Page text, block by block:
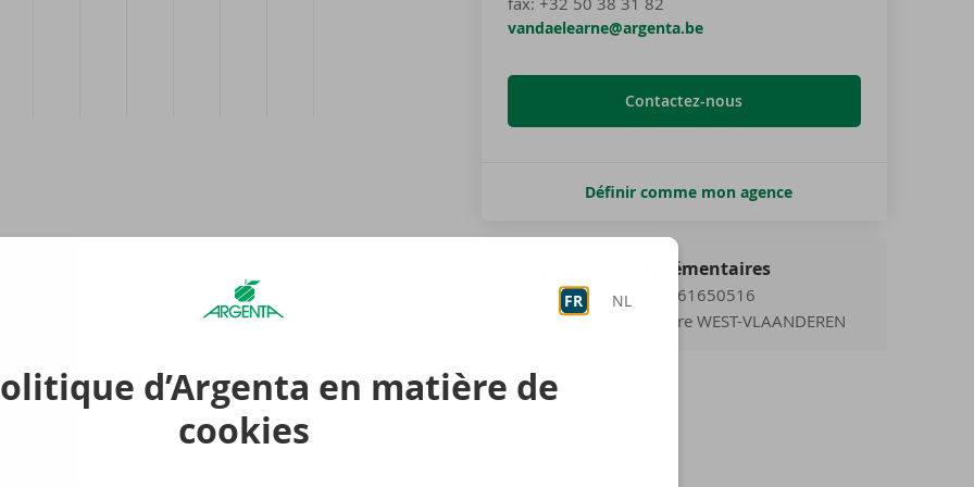
FR NL
d’Argenta en matière de
cookies
vandaelearne@argenta.be
Contactez-nous
Définir comme mon agence
Informations complémentaires
Numéro d'entreprise 0461650516
Arrondissement judiciaire WEST-VLAANDEREN